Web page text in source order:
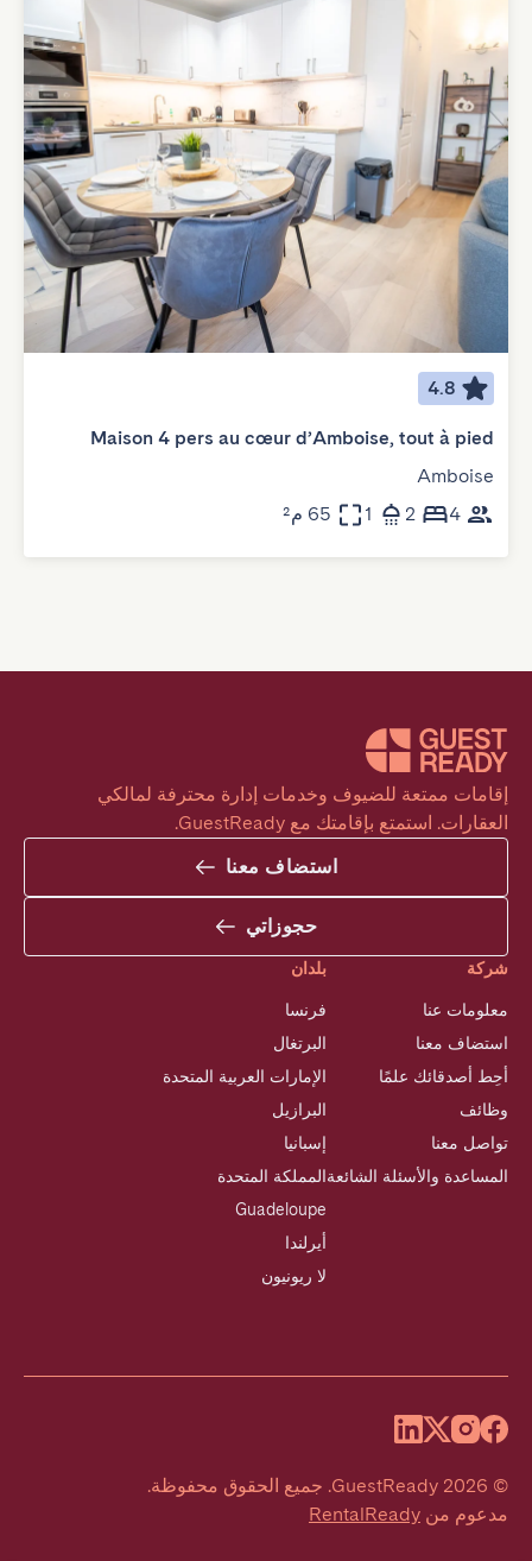
4.8
Maison 4 pers au cœur d’Amboise, tout à pied
Amboise
4
2
1 65 م²
العقارات. استمتع بإقامتك مع GuestReady.
استضاف معنا
حجوزاتي
شركة
معلومات عنا
استضاف معنا
أحِط أصدقائك علمًا
وظائف
تواصل معنا
المساعدة والأسئلة الشائعة
بلدان
فرنسا
البرتغال
الإمارات العربية المتحدة
البرازيل
إسبانيا
المملكة المتحدة
Guadeloupe
أيرلندا
لا ريونيون
©
2026
GuestReady
. جميع الحقوق محفوظة.
مدعوم من RentalReady